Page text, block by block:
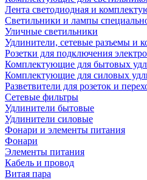
Лента светодиодная и
Светильники и лампы
Уличные светильники
Удлинители, сетевые разъемы и
Розетки для подключения
Комплектующие для бытовых
Комплектующие для силовых
Разветвители для розеток и
Сетевые фильтры
Удлинители бытовые
Удлинители силовые
Фонари и элементы питания
Фонари
Элементы питания
Кабель и провод
Витая пара